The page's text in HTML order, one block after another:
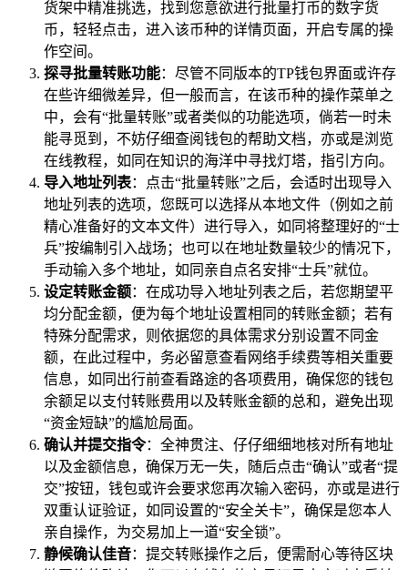
货架中精准挑选，找到您意欲进行批量打币的数字货
币，轻轻点击，进入该币种的详情页面，开启专属的操
作空间。
探寻批量转账功能：尽管不同版本的TP钱包界面或许存
在些许细微差异，但一般而言，在该币种的操作菜单之
中，会有“批量转账”或者类似的功能选项，倘若一时未
能寻觅到，不妨仔细查阅钱包的帮助文档，亦或是浏览
在线教程，如同在知识的海洋中寻找灯塔，指引方向。
导入地址列表：点击“批量转账”之后，会适时出现导入
地址列表的选项，您既可以选择从本地文件（例如之前
精心准备好的文本文件）进行导入，如同将整理好的“士
兵”按编制引入战场；也可以在地址数量较少的情况下，
手动输入多个地址，如同亲自点名安排“士兵”就位。
设定转账金额：在成功导入地址列表之后，若您期望平
均分配金额，便为每个地址设置相同的转账金额；若有
特殊分配需求，则依据您的具体需求分别设置不同金
额，在此过程中，务必留意查看网络手续费等相关重要
信息，如同出行前查看路途的各项费用，确保您的钱包
余额足以支付转账费用以及转账金额的总和，避免出现
“资金短缺”的尴尬局面。
确认并提交指令：全神贯注、仔仔细细地核对所有地址
以及金额信息，确保万无一失，随后点击“确认”或者“提
交”按钮，钱包或许会要求您再次输入密码，亦或是进行
双重认证验证，如同设置的“安全关卡”，确保是您本人
亲自操作，为交易加上一道“安全锁”。
静候确认佳音：提交转账操作之后，便需耐心等待区块